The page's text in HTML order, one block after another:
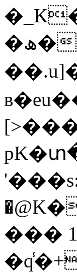
�ھ����i�dw�}֧��o�엟
���